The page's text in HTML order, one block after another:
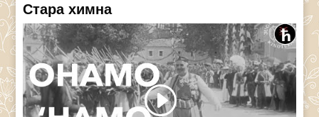
Стара химна